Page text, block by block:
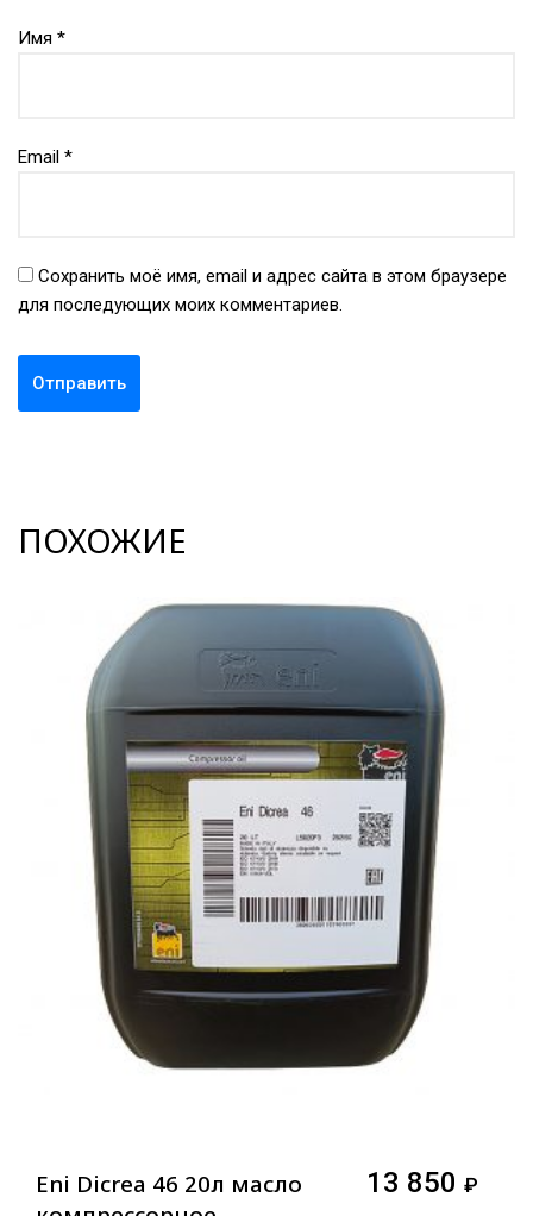
Имя *
Email *
Сохранить моё имя, email и адрес сайта в этом браузере
для последующих моих комментариев.
ПОХОЖИЕ
Eni Dicrea 46 20л масло
13 850 ₽